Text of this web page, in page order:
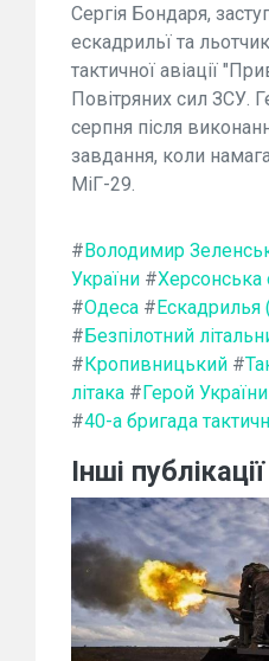
Сергія Бондаря,
ескадрильї та
тактичної авіації
Повітряних сил ЗСУ.
серпня після
завдання, коли
МіГ-29.
#Володимир
України #Херсонська
#Одеса #Ескадрилья
#Безпілотний
#Кропивницький #
літака #Герой України
#40-а бригада
Інші публікації